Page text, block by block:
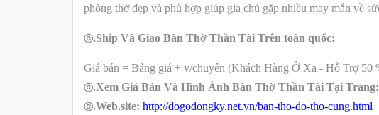
phòng thờ đẹp và phù hợp giúp gia chủ gặp nhiều may mắn về
ⓒ.Ship Và Giao Bàn Thờ Thần Tài Trên toàn quốc:
Giá bán = Bảng giá + v/chuyển (Khách Hàng Ở Xa - Hỗ Trợ 50
ⓒ.Xem Giá Bán Và Hình Ảnh Bàn Thờ Thần Tài Tại Trang:
ⓒ.Web.site: http://dogodongky.net.vn/ban-tho-do-tho-cung.html